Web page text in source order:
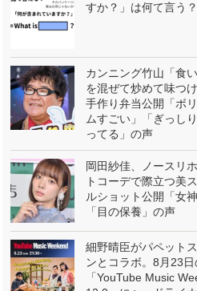
すか？」は何て言う？
カンニング竹山「食
を混ぜて炒めて味つけ
手作り弁当公開「ボ
ムすごい」「ぎっし
ってる」の声
岡田紗佳、ノースリ
トコーデで際立つ美
ルショット公開「女神
「目の保養」の声
細野晴臣がパペット
ンとコラボ。8月23日
「YouTube Music